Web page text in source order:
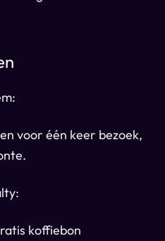
voor één keer bezoek,
koffiebon